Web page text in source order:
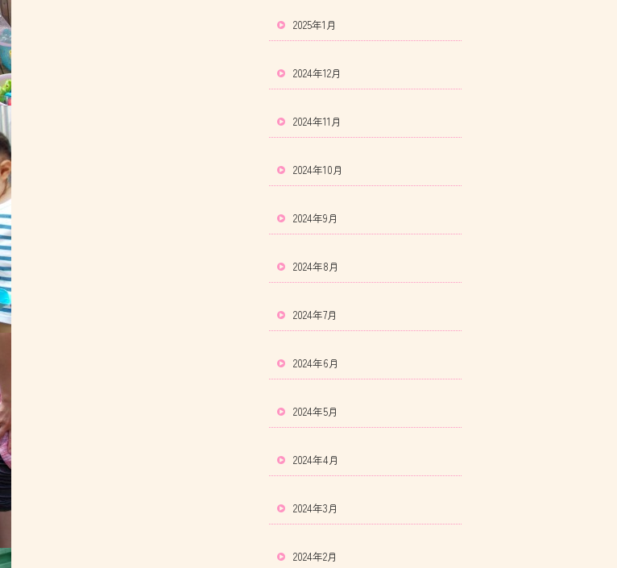
2025年1月
2024年12月
2024年11月
2024年10月
2024年9月
2024年8月
2024年7月
2024年6月
2024年5月
2024年4月
2024年3月
2024年2月